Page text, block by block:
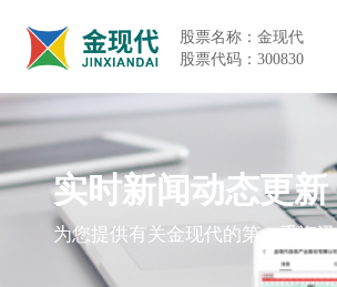
股票名称：金现代
股票代码：300830
实时新闻动态更新
为您提供有关金现代的第一手资讯